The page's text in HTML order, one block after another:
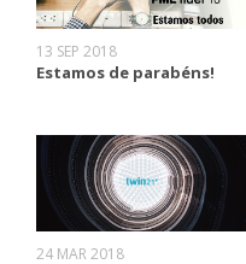
13 SEP 2018
Estamos de parabéns!
24 MAR 2018